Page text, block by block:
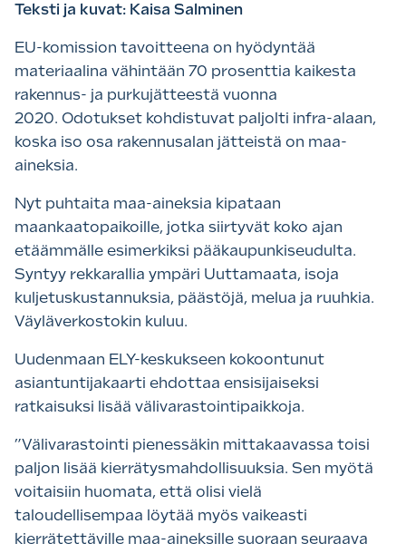
Teksti ja kuvat: Kaisa Salminen
EU-komission tavoitteena on hyödyntää
materiaalina vähintään 70 prosenttia kaikesta
rakennus- ja purkujätteestä vuonna
2020. Odotukset kohdistuvat paljolti infra-alaan,
koska iso osa rakennusalan jätteistä on maa-
aineksia.
Nyt puhtaita maa-aineksia kipataan
maankaatopaikoille, jotka siirtyvät koko ajan
etäämmälle esimerkiksi pääkaupunkiseudulta.
Syntyy rekkarallia ympäri Uuttamaata, isoja
kuljetuskustannuksia, päästöjä, melua ja ruuhkia.
Väyläverkostokin kuluu.
Uudenmaan ELY-keskukseen kokoontunut
asiantuntijakaarti ehdottaa ensisijaiseksi
ratkaisuksi lisää välivarastointipaikkoja.
”Välivarastointi pienessäkin mittakaavassa toisi
paljon lisää kierrätysmahdollisuuksia. Sen myötä
voitaisiin huomata, että olisi vielä
taloudellisempaa löytää myös vaikeasti
kierrätettäville maa-aineksille suoraan seuraava